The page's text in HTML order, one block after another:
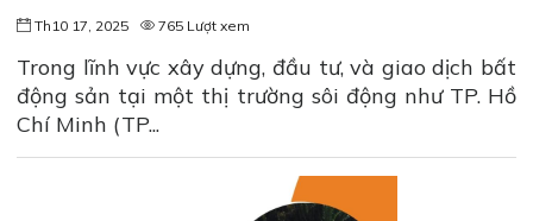
Th10 17, 2025 765 Lượt xem
Trong lĩnh vực xây dựng, đầu tư, và giao dịch bất
động sản tại một thị trường sôi động như TP. Hồ
Chí Minh (TP...